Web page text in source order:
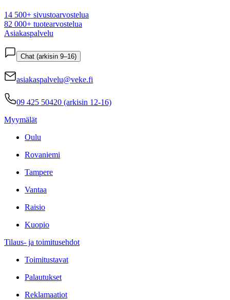
14 500+ sivustoarvostelua
82 000+ tuotearvostelua
Asiakaspalvelu
Chat (arkisin 9–16)
asiakaspalvelu@veke.fi
09 425 50420 (arkisin 12-16)
Myymälät
Oulu
Rovaniemi
Tampere
Vantaa
Raisio
Kuopio
Tilaus- ja toimitusehdot
Toimitustavat
Palautukset
Reklamaatiot